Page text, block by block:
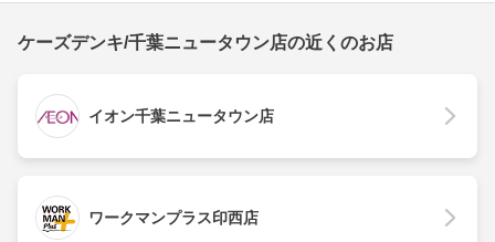
ケーズデンキ/千葉ニュータウン店の近くのお店
イオン千葉ニュータウン店
ワークマンプラス印西店